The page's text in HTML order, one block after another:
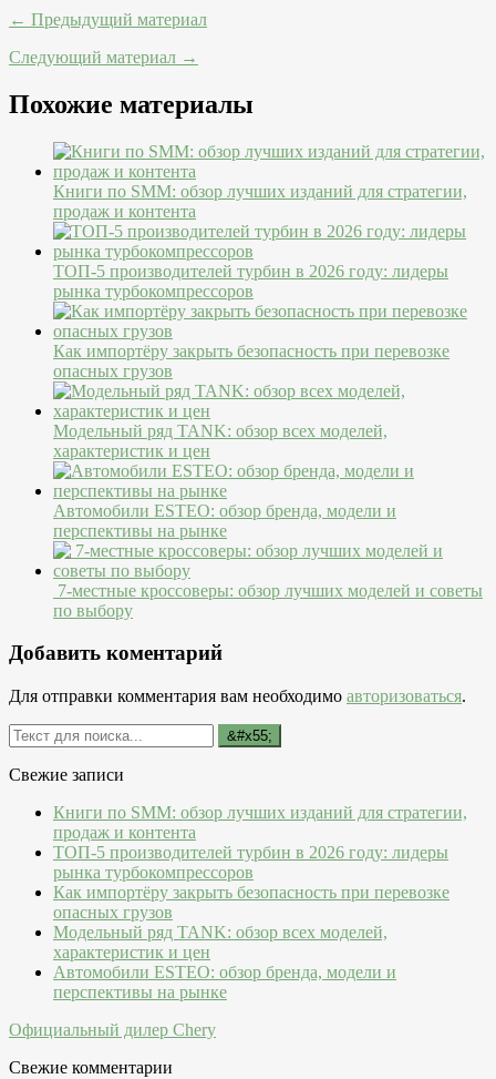
← Предыдущий материал
Следующий материал →
Похожие материалы
Книги по SMM: обзор лучших изданий для стратегии,
продаж и контента
ТОП-5 производителей турбин в 2026 году: лидеры
рынка турбокомпрессоров
Как импортёру закрыть безопасность при перевозке
опасных грузов
Модельный ряд TANK: обзор всех моделей,
характеристик и цен
Автомобили ESTEO: обзор бренда, модели и
перспективы на рынке
7-местные кроссоверы: обзор лучших моделей и советы
по выбору
Добавить коментарий
Для отправки комментария вам необходимо авторизоваться.
Свежие записи
Книги по SMM: обзор лучших изданий для стратегии,
продаж и контента
ТОП-5 производителей турбин в 2026 году: лидеры
рынка турбокомпрессоров
Как импортёру закрыть безопасность при перевозке
опасных грузов
Модельный ряд TANK: обзор всех моделей,
характеристик и цен
Автомобили ESTEO: обзор бренда, модели и
перспективы на рынке
Официальный дилер Chery
Свежие комментарии